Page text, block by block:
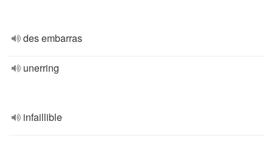
des embarras
unerring
infaillible